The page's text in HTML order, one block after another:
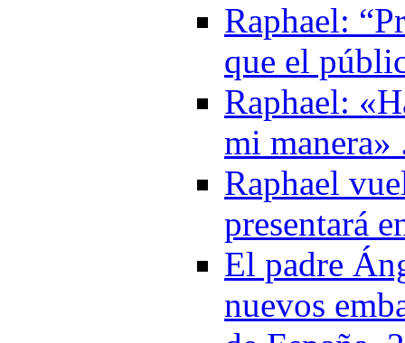
Raphael:
que el
Raphael:
mi manera»
Raphael
presentará
El padre
nuevos